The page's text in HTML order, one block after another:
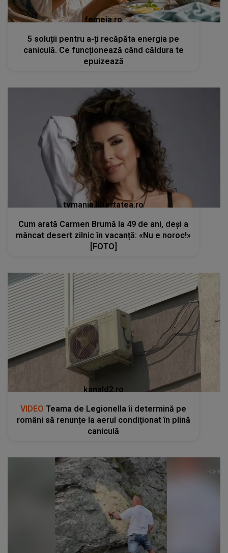
femeia.ro
5 soluții pentru a-ți recăpăta energia pe
caniculă. Ce funcționează când căldura te
epuizează
tvmania.libertatea.ro
Cum arată Carmen Brumă la 49 de ani, deși a
mâncat desert zilnic în vacanță: «Nu e noroc!»
[FOTO]
kanald2.ro
VIDEO Teama de Legionella îi determină pe
români să renunțe la aerul condiționat în plină
caniculă